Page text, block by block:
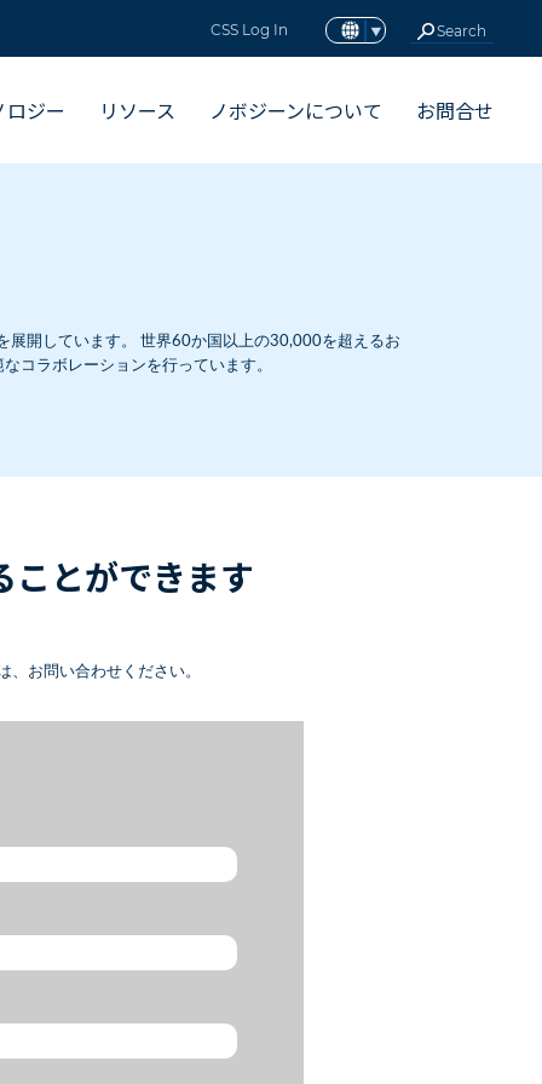
CSS Log In
ロジー リソース ノボジーンについて お問合せ
展開しています。 世界60か国以上の30,000を超えるお
コラボレーションを行っています。
ことができます
お問い合わせください。